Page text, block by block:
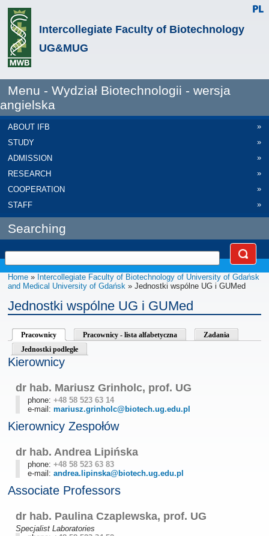
Intercollegiate Faculty of Biotechnology
UG&MUG
Menu - Wydział Biotechnologii - wersja
angielska
ABOUT IFB
»
STUDY
»
ADMISSION
»
RESEARCH
»
COOPERATION
»
STAFF
»
Searching
Home » Intercollegiate Faculty of Biotechnology of University of Gdańsk
and Medical University of Gdańsk » Jednostki wspólne UG i GUMed
Jednostki wspólne UG i GUMed
Pracownicy Pracownicy - lista alfabetyczna
Zadania
Jednostki podległe
Kierownicy
dr hab. Mariusz Grinholc, prof. UG
phone: +48 58 523 63 14
e-mail: mariusz.grinholc@biotech.ug.edu.pl
Kierownicy Zespołów
dr hab. Andrea Lipińska
phone: +48 58 523 63 83
e-mail: andrea.lipinska@biotech.ug.edu.pl
Associate Professors
dr hab. Paulina Czaplewska, prof. UG
Specjalist Laboratories